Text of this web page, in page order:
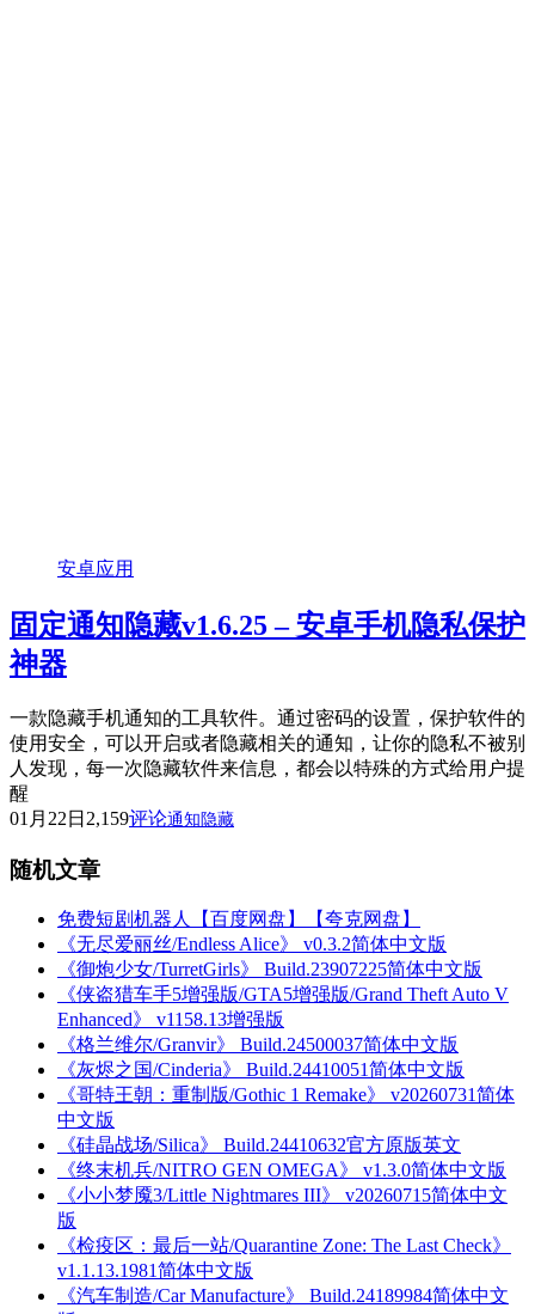
安卓应用
固定通知隐藏v1.6.25 – 安卓手机隐私保护
神器
一款隐藏手机通知的工具软件。通过密码的设置，保护软件的
使用安全，可以开启或者隐藏相关的通知，让你的隐私不被别
人发现，每一次隐藏软件来信息，都会以特殊的方式给用户提
醒
01月22日 2,159评论通知隐藏
随机文章
免费短剧机器人【百度网盘】【夸克网盘】
《无尽爱丽丝/Endless Alice》 v0.3.2简体中文版
《御炮少女/TurretGirls》 Build.23907225简体中文版
《侠盗猎车手5增强版/GTA5增强版/Grand Theft Auto V
Enhanced》 v1158.13增强版
《格兰维尔/Granvir》 Build.24500037简体中文版
《灰烬之国/Cinderia》 Build.24410051简体中文版
《哥特王朝：重制版/Gothic 1 Remake》 v20260731简体
中文版
《硅晶战场/Silica》 Build.24410632官方原版英文
《终末机兵/NITRO GEN OMEGA》 v1.3.0简体中文版
《小小梦魇3/Little Nightmares III》 v20260715简体中文
版
《检疫区：最后一站/Quarantine Zone: The Last Check》
v1.1.13.1981简体中文版
《汽车制造/Car Manufacture》 Build.24189984简体中文